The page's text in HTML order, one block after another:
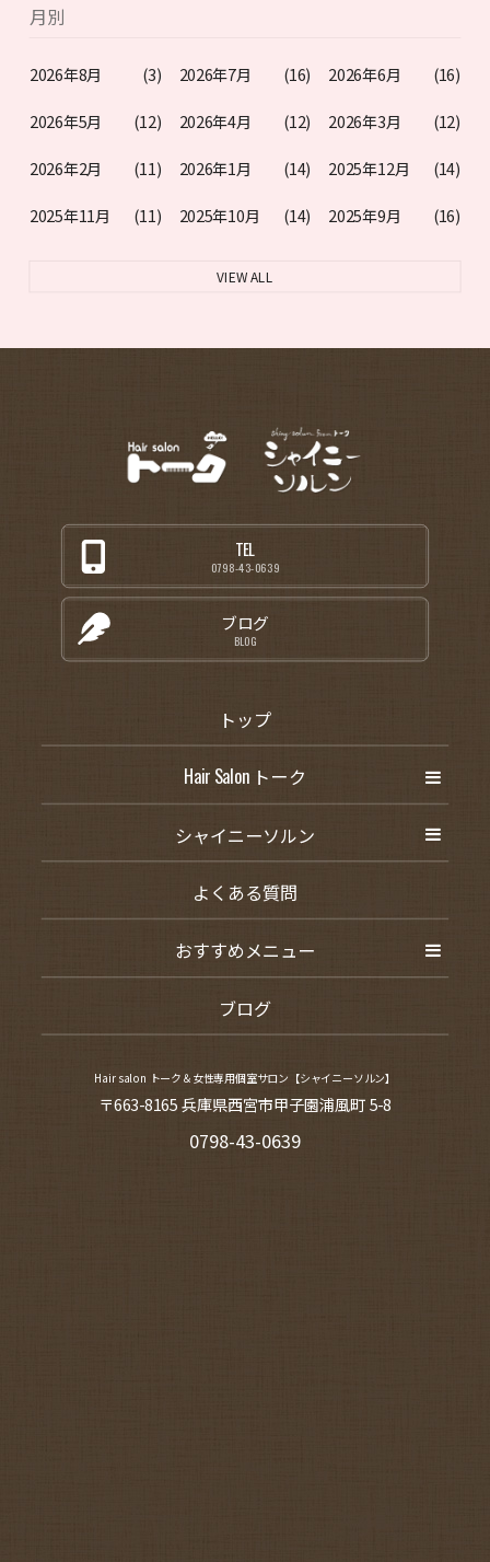
月別
2026年8月 (3) 2026年7月 (16) 2026年6月 (16)
2026年5月 (12) 2026年4月 (12) 2026年3月 (12)
2026年2月 (11) 2026年1月 (14) 2025年12月 (14)
2025年11月 (11) 2025年10月 (14) 2025年9月 (16)
VIEW ALL
TEL
0798-43-0639
ブログ
BLOG
トップ
Hair Salon トーク
シャイニーソルン
よくある質問
おすすめメニュー
ブログ
Hair salon トーク＆女性専用個室サロン【シャイニーソルン】
〒663-8165 兵庫県西宮市甲子園浦風町 5-8
0798-43-0639